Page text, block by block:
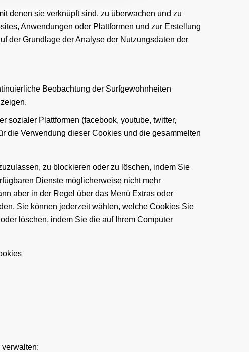
denen sie verknüpft sind, zu überwachen und zu
Anwendungen oder Plattformen und zur Erstellung
der Grundlage der Analyse der Nutzungsdaten der
Beobachtung der Surfgewohnheiten
sozialer Plattformen (facebook, youtube, twitter,
die Verwendung dieser Cookies und die gesammelten
zu blockieren oder zu löschen, indem Sie
Dienste möglicherweise nicht mehr
aber in der Regel über das Menü Extras oder
Sie können jederzeit wählen, welche Cookies Sie
löschen, indem Sie die auf Ihrem Computer